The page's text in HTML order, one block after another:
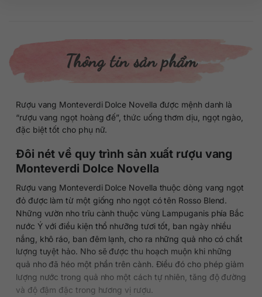
Thông tin sản phẩm
Rượu vang Monteverdi Dolce Novella được mệnh danh là
“rượu vang ngọt hoàng đế”, thức uống thơm dịu, ngọt ngào,
đặc biệt tốt cho phụ nữ.
Đôi nét về quy trình sản xuất rượu vang
Monteverdi Dolce Novella
Rượu vang Monteverdi Dolce Novella thuộc dòng vang ngọt
đỏ được làm từ một giống nho ngọt có tên Rosso Blend.
Những vườn nho trĩu cành thuộc vùng Lampuganis phía Bắc
nước Ý với điều kiện thổ nhưỡng tươi tốt, ban ngày nhiều
nắng, khô ráo, ban đêm lạnh, cho ra những quả nho có chất
lượng tuyệt hảo. Nho sẽ được thu hoạch muộn khi những
quả nho đã héo một phần trên cành. Điều đó cho phép giảm
lượng nước trong quả nho một cách tự nhiên, tăng độ đường
và độ đậm đặc trong hương vị rượu.